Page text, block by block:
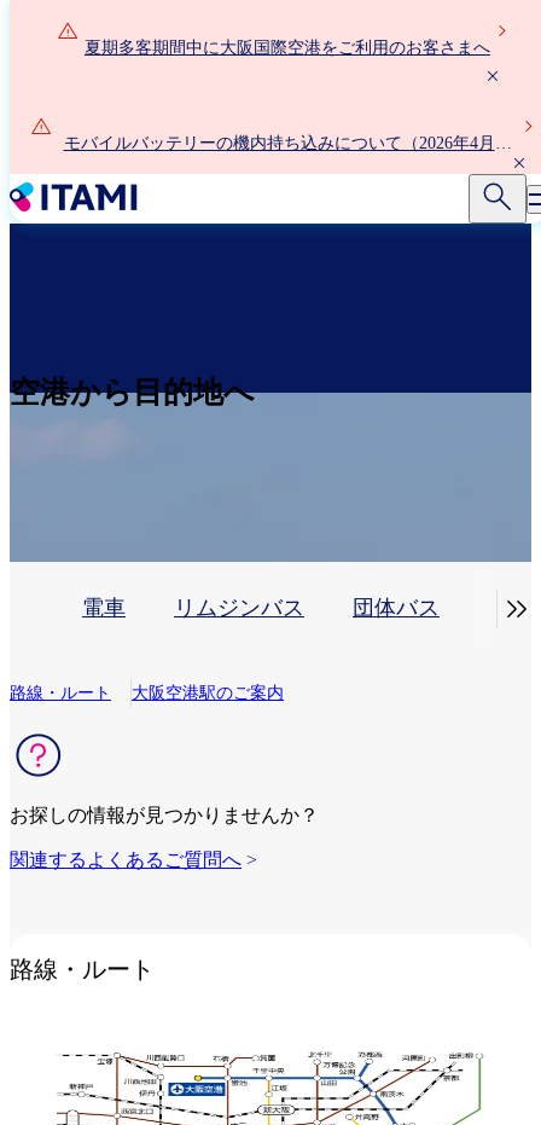
ン
ツ
に
夏期多客期間中に大阪国際空港をご利用のお客さまへ
モバイルバッテリーの機内持ち込みについて（2026年4月24
空港から目的地へ
電車 リムジンバス 団体バス 車
路線・ルート 大阪空港駅のご案内
お探しの情報が見つかりませんか？
関連するよくあるご質問へ >
路線・ルート